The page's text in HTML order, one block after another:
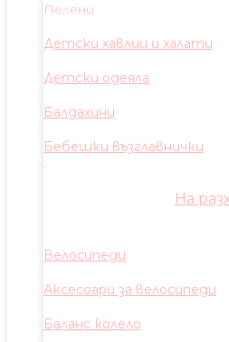
Пелени
Детски хавлии и халати
Детски одеяла
Балдахини
Бебешки възглавнички
На
Велосипеди
Аксесоари за велосипеди
Баланс колело